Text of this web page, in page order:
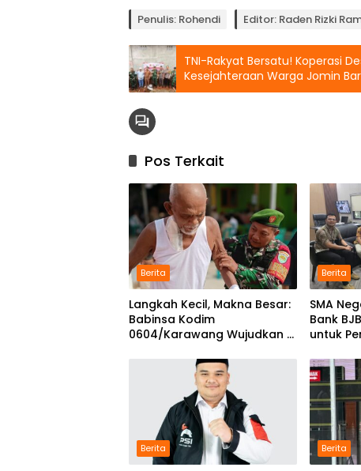
Penulis: Rohendi Editor: Raden Rizki
TNI-Rakyat Bersatu! Koperasi
Kesejahteraan Warga Jomin
Pos Terkait
Berita
Langkah Kecil, Makna Besar:
Babinsa Kodim
0604/Karawang Wujudkan 7
Berita
SMA
Bank
untuk
Berita Berita